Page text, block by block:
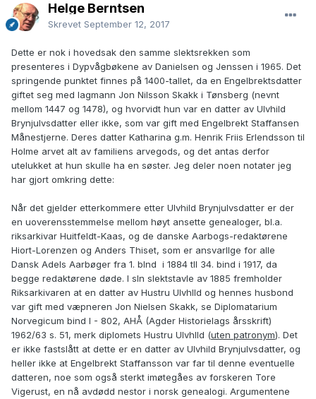
Helge Berntsen
Skrevet September 12, 2017
Dette er nok i hovedsak den samme slektsrekken som
presenteres i Dypvågbøkene av Danielsen og Jenssen i 1965. Det
springende punktet finnes på 1400-tallet, da en Engelbrektsdatter
giftet seg med lagmann Jon Nilsson Skakk i Tønsberg (nevnt
mellom 1447 og 1478), og hvorvidt hun var en datter av Ulvhild
Brynjulvsdatter eller ikke, som var gift med Engelbrekt Staffansen
Månestjerne. Deres datter Katharina g.m. Henrik Friis Erlendsson til
Holme arvet alt av familiens arvegods, og det antas derfor
utelukket at hun skulle ha en søster. Jeg deler noen notater jeg
har gjort omkring dette:
Når det gjelder etterkommere etter Ulvhild Brynjulvsdatter er der
en uoverensstemmelse mellom høyt ansette genealoger, bl.a.
riksarkivar Huitfeldt-Kaas, og de danske Aarbogs-redaktørene
Hiort-Lorenzen og Anders Thiset, som er ansvarllge for alle
Dansk Adels Aarbøger fra 1. blnd i 1884 tll 34. bind i 1917, da
begge redaktørene døde. I sln slektstavle av 1885 fremholder
Riksarkivaren at en datter av Hustru Ulvhlld og hennes husbond
var gift med væpneren Jon Nielsen Skakk, se Diplomatarium
Norvegicum bind I - 802, AHÅ (Agder Historielags årsskrift)
1962/63 s. 51, merk diplomets Hustru Ulvhlld (uten patronym). Det
er ikke fastslått at dette er en datter av Ulvhild Brynjulvsdatter, og
heller ikke at Engelbrekt Staffansson var far til denne eventuelle
datteren, noe som også sterkt imøtegåes av forskeren Tore
Vigerust, en nå avdødd nestor i norsk genealogi. Argumentene